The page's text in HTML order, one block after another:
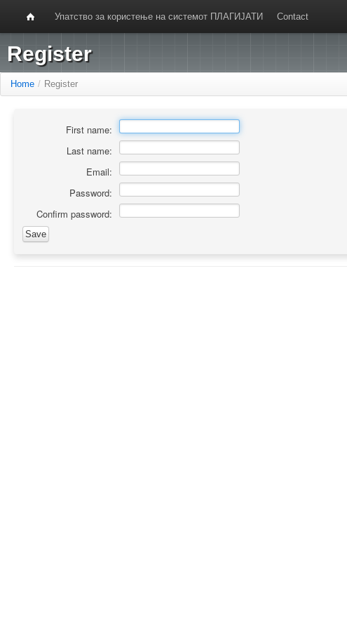
Упатство за користење на системот ПЛАГИЈАТИ Contact
Register
Home / Register
First name:
Last name:
Email:
Password:
Confirm password: